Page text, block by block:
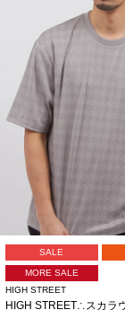
SALE
MORE SALE
HIGH STREET